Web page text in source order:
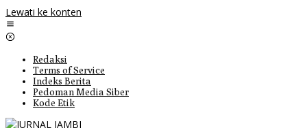
Lewati ke konten
Redaksi
Terms of Service
Indeks Berita
Pedoman Media Siber
Kode Etik